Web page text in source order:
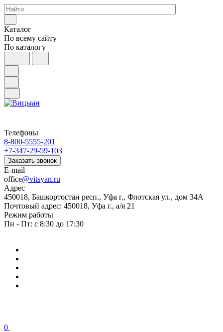
Каталог
По всему сайту
По каталогу
Телефоны
8-800-5555-201
+7-347-29-59-103
Заказать звонок
E-mail
office@vitsyan.ru
Адрес
450018, Башкортостан респ., Уфа г., Флотская ул., дом 34А
Почтовый адрес: 450018, Уфа г., а/я 21
Режим работы
Пн - Пт: с 8:30 до 17:30
0